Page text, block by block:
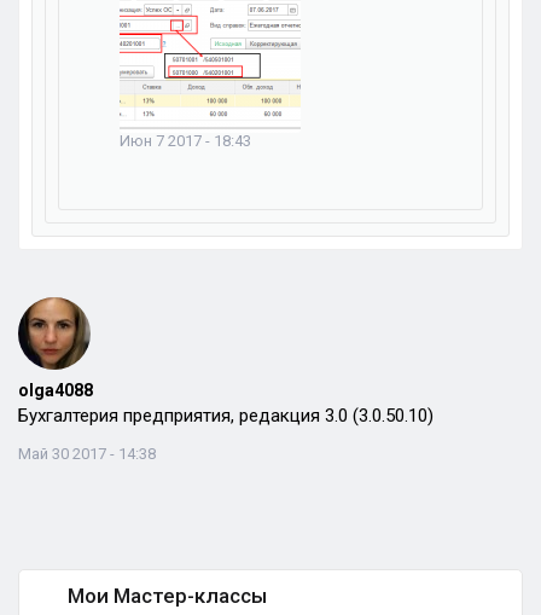
Июн 7 2017 - 18:43
olga4088
Бухгалтерия предприятия, редакция 3.0 (3.0.50.10)
Май 30 2017 - 14:38
Мои Мастер-классы